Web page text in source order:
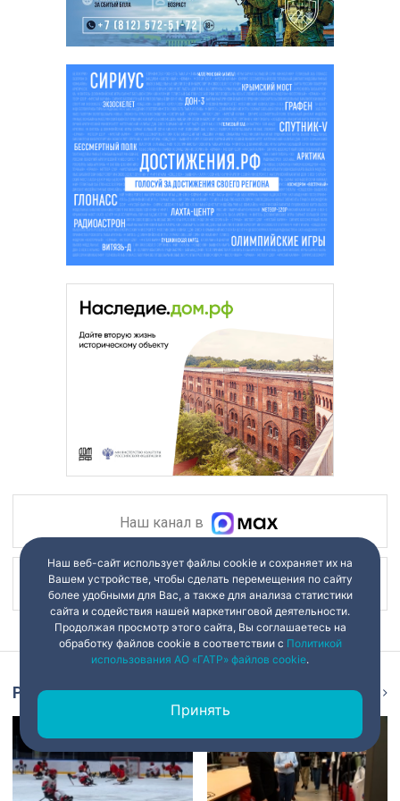
Наш канал в
Наш канал в
Репортаж Ещё
Наш веб-сайт использует файлы cookie и сохраняет их на
Вашем устройстве, чтобы сделать перемещения по сайту
более удобными для Вас, а также для анализа статистики
сайта и содействия нашей маркетинговой деятельности.
Продолжая просмотр этого сайта, Вы соглашаетесь на
обработку файлов cookie в соответствии с Политикой
использования АО «ГАТР» файлов cookie.
Принять